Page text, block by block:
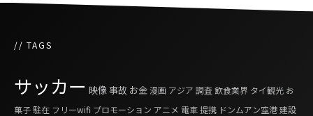
// TAGS
サッカー 映像事故 お金 漫画 アジア 調査飲食業界 タイ観光 お
菓子 駐在 フリーwifi プロモーション アニメ 電車提携 ドンムアン空港建設